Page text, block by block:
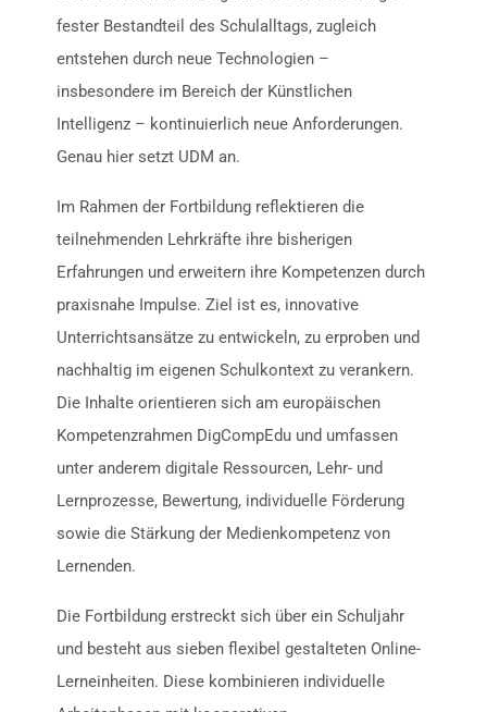
fester Bestandteil des Schulalltags, zugleich
entstehen durch neue Technologien –
insbesondere im Bereich der Künstlichen
Intelligenz – kontinuierlich neue Anforderungen.
Genau hier setzt UDM an.
Im Rahmen der Fortbildung reflektieren die
teilnehmenden Lehrkräfte ihre bisherigen
Erfahrungen und erweitern ihre Kompetenzen durch
praxisnahe Impulse. Ziel ist es, innovative
Unterrichtsansätze zu entwickeln, zu erproben und
nachhaltig im eigenen Schulkontext zu verankern.
Die Inhalte orientieren sich am europäischen
Kompetenzrahmen DigCompEdu und umfassen
unter anderem digitale Ressourcen, Lehr- und
Lernprozesse, Bewertung, individuelle Förderung
sowie die Stärkung der Medienkompetenz von
Lernenden.
Die Fortbildung erstreckt sich über ein Schuljahr
und besteht aus sieben flexibel gestalteten Online-
Lerneinheiten. Diese kombinieren individuelle